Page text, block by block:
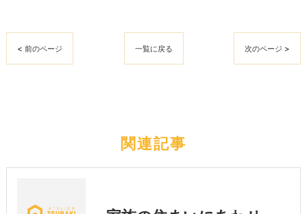
< 前のページ 一覧に戻る 次のページ >
関連記事